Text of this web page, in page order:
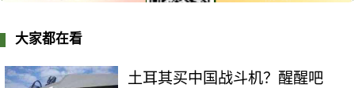
大家都在看
土耳其买中国战斗机？醒醒吧